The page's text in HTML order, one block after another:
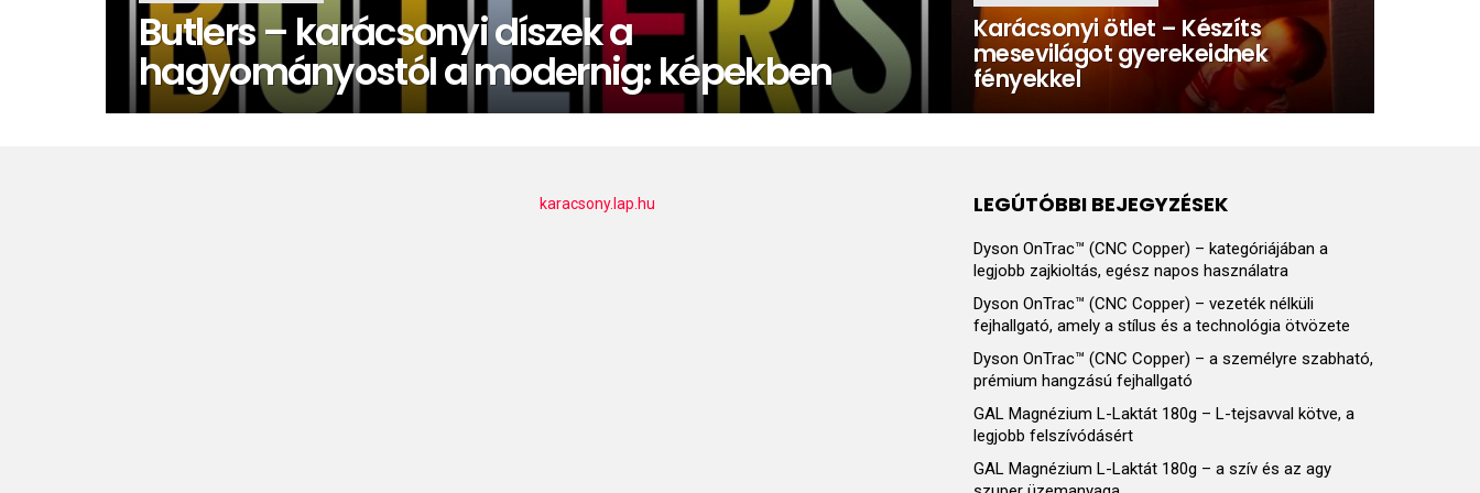
Butlers – karácsonyi díszek a
hagyományostól a modernig: képekben
Karácsonyi ötlet – Készíts
mesevilágot gyerekeidnek
fényekkel
karacsony.lap.hu LEGÚTÓBBI BEJEGYZÉSEK
Dyson OnTrac™ (CNC Copper) – kategóriájában a
legjobb zajkioltás, egész napos használatra
Dyson OnTrac™ (CNC Copper) – vezeték nélküli
fejhallgató, amely a stílus és a technológia ötvözete
Dyson OnTrac™ (CNC Copper) – a személyre szabható,
prémium hangzású fejhallgató
GAL Magnézium L-Laktát 180g – L-tejsavval kötve, a
legjobb felszívódásért
GAL Magnézium L-Laktát 180g – a szív és az agy